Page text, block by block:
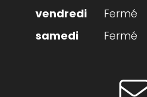
Fermé
Fermé